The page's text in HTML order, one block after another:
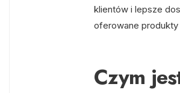
klientów i lepsze
oferowane
Czym